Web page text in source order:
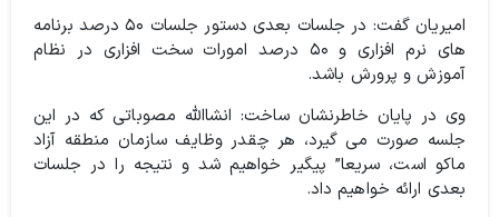
امیریان گفت:‌ در جلسات بعدی دستور جلسات ۵۰ درصد برنامه
های نرم افزاری و ۵۰ درصد امورات سخت افزاری در نظام
آموزش و پرورش باشد.
وی در پایان خاطرنشان ساخت: انشاالله مصوباتی که در این
جلسه صورت می گیرد، هر چقدر وظایف سازمان منطقه آزاد
ماکو است، سریعا” پیگیر خواهیم شد و نتیجه را در جلسات
بعدی ارائه خواهیم داد.